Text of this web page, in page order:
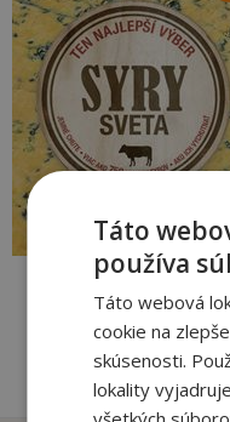
7
Táto
používa
Táto webová
cookie na
skúsenosti.
lokality